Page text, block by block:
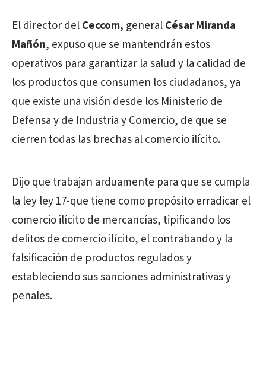
El director delCeccom, generalCésar Miranda
Mañón, expuso que se mantendrán estos
operativos para garantizar la salud y la calidad de
los productos que consumen los ciudadanos, ya
que existe una visión desde los Ministerio de
Defensa y de Industria y Comercio, de que se
cierren todas las brechas al comercio ilícito.
Dijo que trabajan arduamente para que se cumpla
la ley ley 17-que tiene como propósito erradicar el
comercio ilícito de mercancías, tipificando los
delitos de comercio ilícito, el contrabando y la
falsificación de productos regulados y
estableciendo sus sanciones administrativas y
penales.